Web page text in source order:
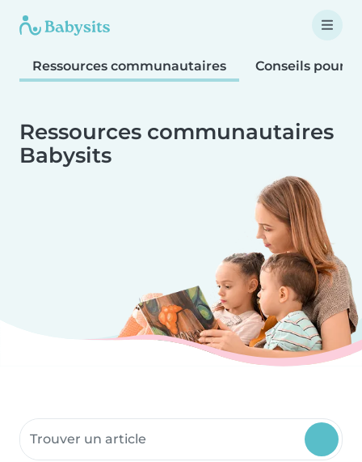
Ressources communautaires Conseils pour
Ressources communautaires
Babysits
Rechercher dans les ressources communautaires